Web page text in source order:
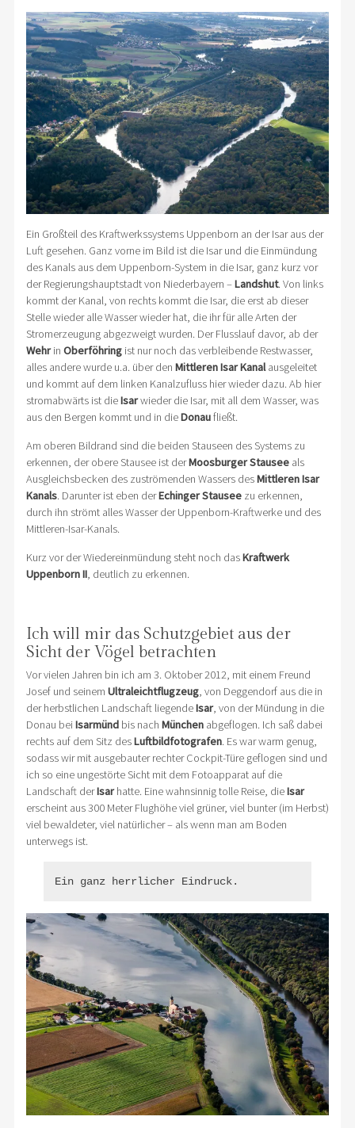
Ein Großteil des Kraftwerkssystems Uppenborn an der Isar aus der
Luft gesehen. Ganz vorne im Bild ist die Isar und die Einmündung
des Kanals aus dem Uppenborn-System in die Isar, ganz kurz vor
der Regierungshauptstadt von Niederbayern –Landshut. Von links
kommt der Kanal, von rechts kommt die Isar, die erst ab dieser
Stelle wieder alle Wasser wieder hat, die ihr für alle Arten der
Stromerzeugung abgezweigt wurden. Der Flusslauf davor, ab der
Wehrin Oberföhringist nur noch das verbleibende Restwasser,
alles andere wurde u.a. über den Mittleren Isar Kanalausgeleitet
und kommt auf dem linken Kanalzufluss hier wieder dazu. Ab hier
stromabwärts ist dieIsarwieder die Isar, mit all dem Wasser, was
aus den Bergen kommt und in dieDonaufließt.
Am oberen Bildrand sind die beiden Stauseen des Systems zu
erkennen, der obere Stausee ist derMoosburger Stauseeals
Ausgleichsbecken des zuströmenden Wassers desMittleren Isar
Kanals. Darunter ist eben derEchinger Stauseezu erkennen,
durch ihn strömt alles Wasser der Uppenborn-Kraftwerke und des
Mittleren-Isar-Kanals.
Kurz vor der Wiedereinmündung steht noch dasKraftwerk
Uppenborn II, deutlich zu erkennen.
Ich will mir das Schutzgebiet aus der
Sicht der Vögel betrachten
Vor vielen Jahren bin ich am 3. Oktober 2012, mit einem Freund
Josef und seinem Ultraleichtflugzeug, von Deggendorf aus die in
der herbstlichen Landschaft liegendeIsar, von der Mündung in die
Donau bei Isarmündbis nach Münchenabgeflogen. Ich saß dabei
rechts auf dem Sitz desLuftbildfotografen. Es war warm genug,
sodass wir mit ausgebauter rechter Cockpit-Türe geflogen sind und
ich so eine ungestörte Sicht mit dem Fotoapparat auf die
Landschaft derIsarhatte. Eine wahnsinnig tolle Reise, dieIsar
erscheint aus 300 Meter Flughöhe viel grüner, viel bunter (im Herbst)
viel bewaldeter, viel natürlicher – als wenn man am Boden
unterwegs ist.
Ein ganz herrlicher Eindruck.